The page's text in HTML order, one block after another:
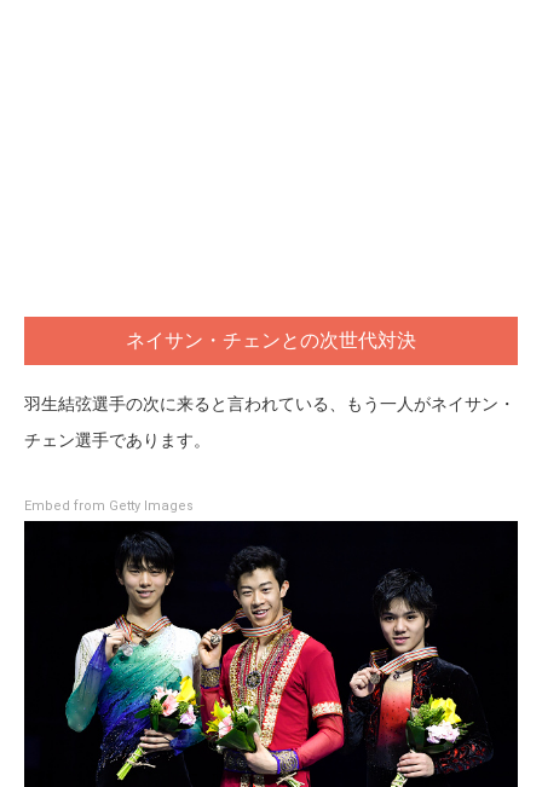
ネイサン・チェンとの次世代対決
羽生結弦選手の次に来ると言われている、もう一人がネイサン・
チェン選手であります。
Embed from Getty Images